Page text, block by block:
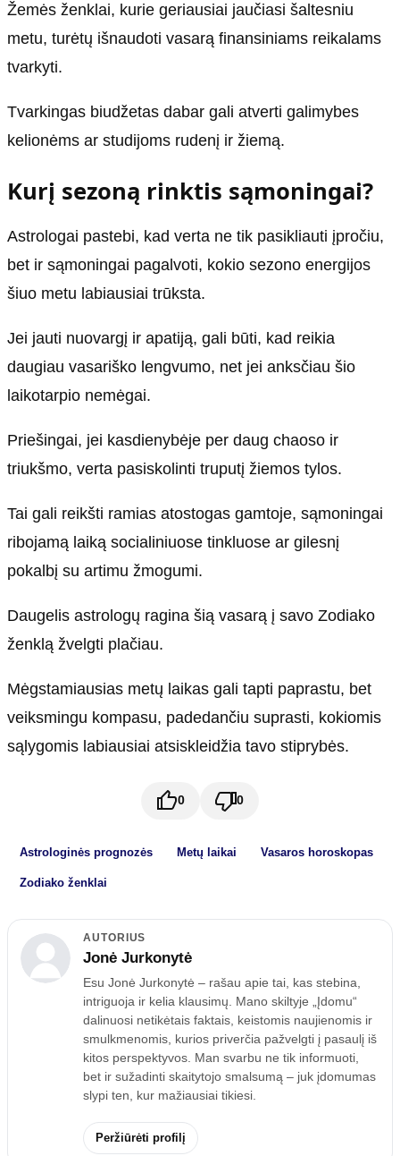
Žemės ženklai, kurie geriausiai jaučiasi šaltesniu
metu, turėtų išnaudoti vasarą finansiniams reikalams
tvarkyti.
Tvarkingas biudžetas dabar gali atverti galimybes
kelionėms ar studijoms rudenį ir žiemą.
Kurį sezoną rinktis sąmoningai?
Astrologai pastebi, kad verta ne tik pasikliauti įpročiu,
bet ir sąmoningai pagalvoti, kokio sezono energijos
šiuo metu labiausiai trūksta.
Jei jauti nuovargį ir apatiją, gali būti, kad reikia
daugiau vasariško lengvumo, net jei anksčiau šio
laikotarpio nemėgai.
Priešingai, jei kasdienybėje per daug chaoso ir
triukšmo, verta pasiskolinti truputį žiemos tylos.
Tai gali reikšti ramias atostogas gamtoje, sąmoningai
ribojamą laiką socialiniuose tinkluose ar gilesnį
pokalbį su artimu žmogumi.
Daugelis astrologų ragina šią vasarą į savo Zodiako
ženklą žvelgti plačiau.
Mėgstamiausias metų laikas gali tapti paprastu, bet
veiksmingu kompasu, padedančiu suprasti, kokiomis
sąlygomis labiausiai atsiskleidžia tavo stiprybės.
0 0
Astrologinės prognozės Metų laikai Vasaros horoskopas
Zodiako ženklai
AUTORIUS
Jonė Jurkonytė
Esu Jonė Jurkonytė – rašau apie tai, kas stebina,
intriguoja ir kelia klausimų. Mano skiltyje „Įdomu“
dalinuosi netikėtais faktais, keistomis naujienomis ir
smulkmenomis, kurios priverčia pažvelgti į pasaulį iš
kitos perspektyvos. Man svarbu ne tik informuoti,
bet ir sužadinti skaitytojo smalsumą – juk įdomumas
slypi ten, kur mažiausiai tikiesi.
Peržiūrėti profilį